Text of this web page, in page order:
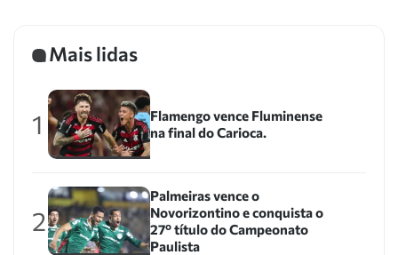
Mais lidas
1
Flamengo vence Fluminense
na final do Carioca.
2
Palmeiras vence o
Novorizontino e conquista o
27º título do Campeonato
Paulista